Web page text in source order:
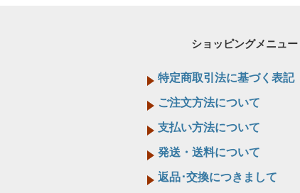
ショッピングメニュー
特定商取引法に基づく表記
ご注文方法について
支払い方法について
発送・送料について
返品･交換につきまして